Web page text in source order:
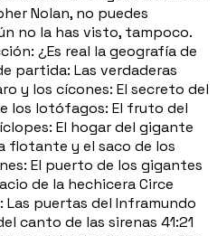
Nolan, no puedes
no la has visto, tampoco.
¿Es real la geografía de
partida: Las verdaderas
y los cícones: El secreto del
los lotófagos: El fruto del
El hogar del gigante
flotante y el saco de los
El puerto de los gigantes
de la hechicera Circe
Las puertas del Inframundo
canto de las sirenas 41:21